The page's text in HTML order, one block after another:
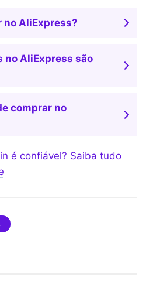
no AliExpress?
no AliExpress são
comprar no
é confiável? Saiba tudo